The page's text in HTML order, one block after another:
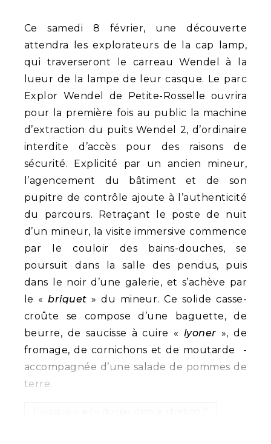
Ce samedi 8 février, une découverte
attendra les explorateurs de la cap lamp,
qui traverseront le carreau Wendel à la
lueur de la lampe de leur casque. Le parc
Explor Wendel de Petite-Rosselle ouvrira
pour la première fois au public la machine
d’extraction du puits Wendel 2, d’ordinaire
interdite d’accès pour des raisons de
sécurité. Explicité par un ancien mineur,
l’agencement du bâtiment et de son
pupitre de contrôle ajoute à l’authenticité
du parcours. Retraçant le poste de nuit
d’un mineur, la visite immersive commence
par le couloir des bains-douches, se
poursuit dans la salle des pendus, puis
dans le noir d’une galerie, et s’achève par
le «briquet» du mineur. Ce solide casse-
croûte se compose d’une baguette, de
beurre, de saucisse à cuire « lyoner », de
fromage, de cornichons et de moutarde -
accompagnée d’une salade de pommes de
terre.